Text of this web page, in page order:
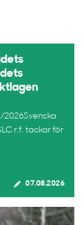
r.f. tackar för
07.08.2026